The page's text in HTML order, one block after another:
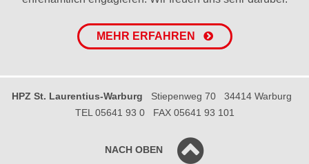
MEHR ERFAHREN
HPZ St. Laurentius-Warburg Stiepenweg 70
34414 Warburg
TEL 05641 93 0
FAX 05641 93 101
NACH OBEN